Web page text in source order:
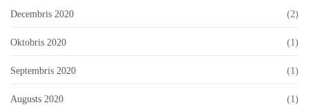
Decembris 2020 (2)
Oktobris 2020 (1)
Septembris 2020 (1)
Augusts 2020 (1)